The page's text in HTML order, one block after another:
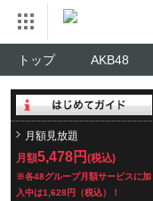
トップ AKB48
月額見放題
月額5,478円 (税込)
※各48グループ月額サービスに加
入中は1,628円（税込）！